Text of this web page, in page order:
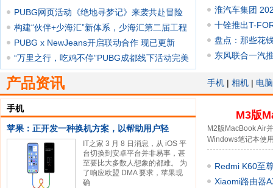
PUBG网页活动《绝地寻梦记》来袭共赴冒险
之旅构建“伙伴+少海汇”新体系，少海汇第二届工程
PUBG x NewJeans开启联动合作 现已更新
30.1版本
“万里之行，吃鸡不停”PUBG成都线下活动完美
落
淮汽车集团
十铨推出T-
厚铝合金散热片
盘点：那些花
东风联合一汽
产品资讯 手机 | 相机 | 电脑
手机
苹果：正开发一种换机方案，以帮助用户轻
IT之家 3 月 8 日消息，从 iOS 平
台切换到安卓平台并非易事，甚
至要比大多数人想象的都难。 为
了响应欧盟 DMA 要求，苹果现
确
M3版
M2版MacBook Air
Windows笔记本使
Redmi K60至
拥有Xiaomi路由器